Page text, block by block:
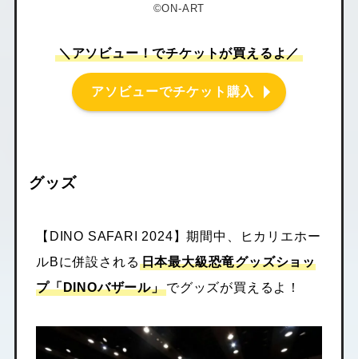
©ON-ART
＼アソビュー！でチケットが買えるよ／
アソビューでチケット購入
グッズ
【DINO SAFARI 2024】期間中、ヒカリエホー
ルBに併設される 日本最大級恐竜グッズショッ
プ「DINOバザール」でグッズが買えるよ！